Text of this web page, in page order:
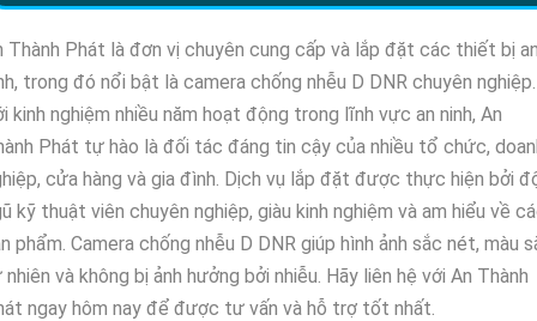
Thành Phát là đơn vị chuyên cung cấp và lắp đặt các thiết bị
trong đó nổi bật là camera chống nhễu D DNR chuyên nghiệp.
kinh nghiệm nhiều năm hoạt động trong lĩnh vực an ninh, An
Phát tự hào là đối tác đáng tin cậy của nhiều tổ chức,
cửa hàng và gia đình. Dịch vụ lắp đặt được thực hiện bởi
kỹ thuật viên chuyên nghiệp, giàu kinh nghiệm và am hiểu về
phẩm. Camera chống nhễu D DNR giúp hình ảnh sắc nét, màu
và không bị ảnh hưởng bởi nhiễu. Hãy liên hệ với An Thành
ngay hôm nay để được tư vấn và hỗ trợ tốt nhất.